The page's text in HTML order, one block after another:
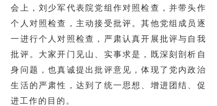
会上，刘少军代表院党组作对照检查，并带头作
个人对照检查，主动接受批评。其他党组成员逐
一进行个人对照检查，严肃认真开展批评与自我
批评。大家开门见山、实事求是，既深刻剖析自
身问题，也真诚提出批评意见，体现了党内政治
生活的严肃性，达到了统一思想、增进团结、促
进工作的目的。